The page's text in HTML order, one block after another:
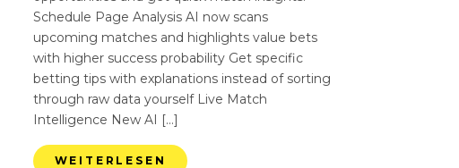
Schedule Page Analysis AI now scans
upcoming matches and highlights value bets
with higher success probability Get specific
betting tips with explanations instead of sorting
through raw data yourself Live Match
Intelligence New AI […]
WEITERLESEN